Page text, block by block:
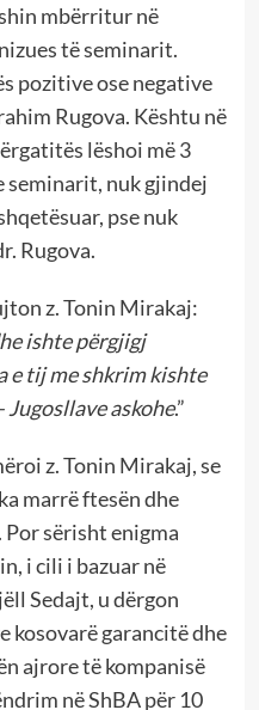
mbërritur në
të seminarit.
pozitive ose negative
Rugova. Kështu në
lëshoi më 3
seminarit, nuk gjindej
pse nuk
Rugova.
z. Tonin Mirakaj:
ishte përgjigj
e tij me shkrim kishte
Jugosllave askohe.”
z. Tonin Mirakaj, se
marrë ftesën dhe
sërisht enigma
i cili i bazuar në
Sedajt, u dërgon
kosovarë garancitë dhe
ajrore të kompanisë
në ShBA për 10